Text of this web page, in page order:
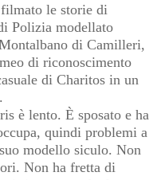
le storie di
Polizia modellato
di Camilleri,
di riconoscimento
di Charitos in un
è lento. È sposato e ha
quindi problemi a
modello siculo. Non
Non ha fretta di